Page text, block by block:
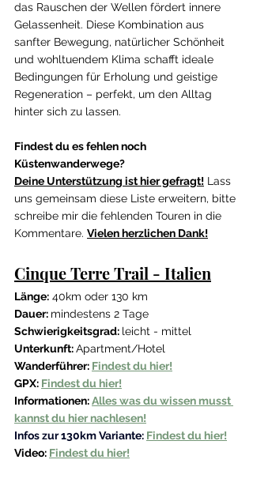
das Rauschen der Wellen fördert innere
Gelassenheit. Diese Kombination aus
sanfter Bewegung, natürlicher Schönheit
und wohltuendem Klima schafft ideale
Bedingungen für Erholung und geistige
Regeneration – perfekt, um den Alltag
hinter sich zu lassen.
Findest du es fehlen noch
Küstenwanderwege?
Deine Unterstützung ist hier gefragt! Lass
uns gemeinsam diese Liste erweitern, bitte
schreibe mir die fehlenden Touren in die
Kommentare. Vielen herzlichen Dank!
Cinque Terre Trail - Italien
Länge: 40km oder 130 km
Dauer: mindestens 2 Tage
Schwierigkeitsgrad: leicht - mittel
Unterkunft: Apartment/Hotel
Wanderführer: Findest du hier!
GPX: Findest du hier!
Informationen: Alles was du wissen musst
kannst du hier nachlesen!
Infos zur 130km Variante: Findest du hier!
Video: Findest du hier!